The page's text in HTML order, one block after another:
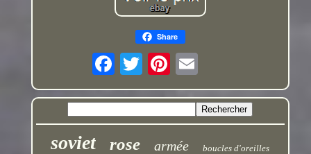
Share
soviet rose armée boucles d'oreilles